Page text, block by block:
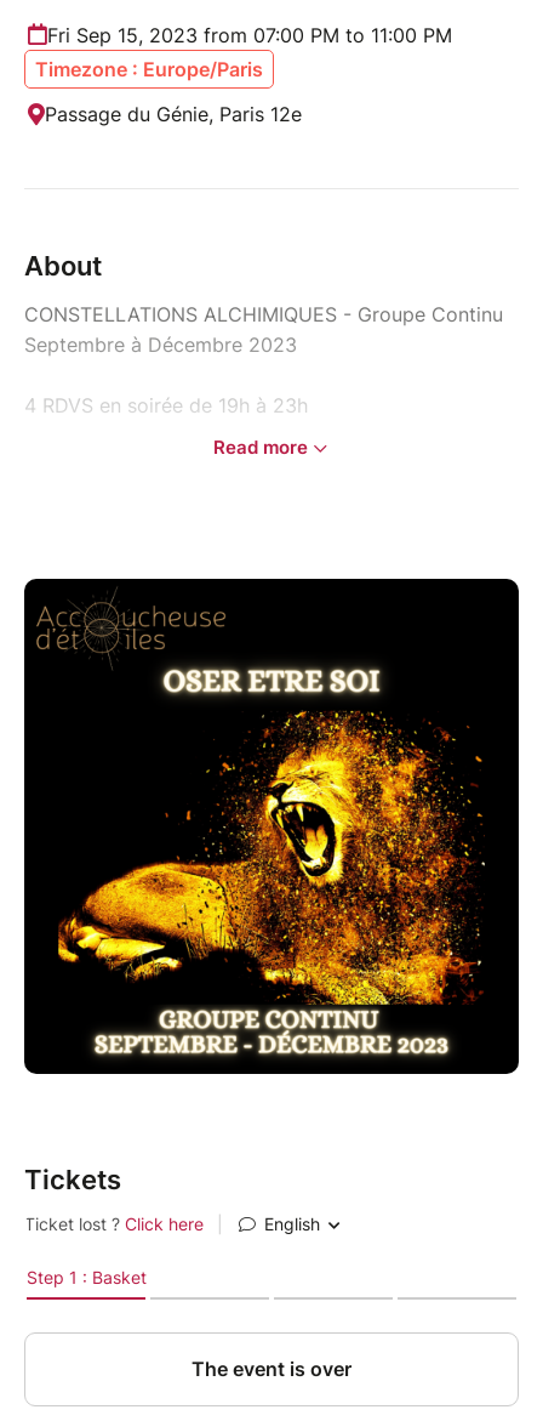
Fri Sep 15, 2023 from 07:00 PM to 11:00 PM
Timezone : Europe/Paris
Passage du Génie, Paris 12e
About
CONSTELLATIONS ALCHIMIQUES - Groupe Continu
Septembre à Décembre 2023
4 RDVS en soirée de 19h à 23h
autres constellations.
Les Constellations Alchimiques oeuvrent en soin
collectif pour éclairer et transmuter ce qui vous
sépare de votre plein potentiel de création.
Elles agissent sur les plans corporel, émotionnel et
énergétique pour approfondir votre connexion au
- Artistes, entrepreneurs, thérapeutes : vous avez une
zone de génie en étoile, avec plusieurs dimensions
qui demandent à s'exprimer davantage.
- Vous sentez un potentiel en vous qui demande à
naitre et à se déployer. Vous aspirez à l'expansion, à
la pleine expression de vos talents, de vos dons
- Vous avez déjà beaucoup cheminé dans le domaine
de la guérison. Vous êtes prêt.e à vous engager dans
un processus alchimique intense à l'écoute de votre
dimension de vous qui souhaite s'exprimer
davantage, être plus créative.
Read more
Tickets